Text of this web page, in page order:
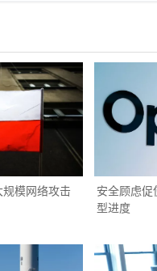
模网络攻击
安全顾虑
型进度